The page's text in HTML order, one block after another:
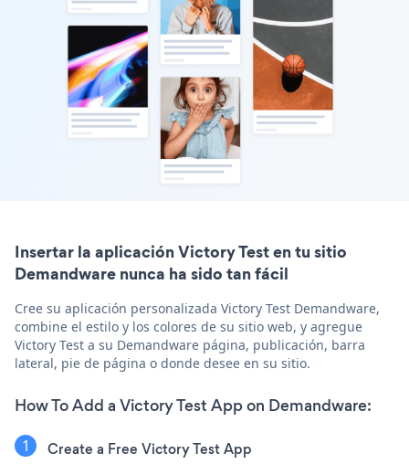
Insertar la aplicación Victory Test en tu sitio
Demandware nunca ha sido tan fácil
Cree su aplicación personalizada Victory Test Demandware,
combine el estilo y los colores de su sitio web, y agregue
Victory Test a su Demandware página, publicación, barra
lateral, pie de página o donde desee en su sitio.
How To Add a Victory Test App on Demandware:
Create a Free Victory Test App